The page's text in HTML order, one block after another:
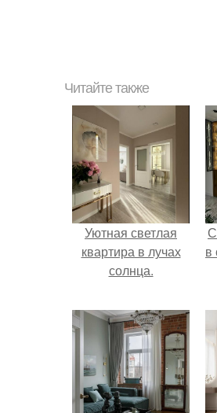
Читайте также
Уютная светлая
квартира в лучах
солнца.
в